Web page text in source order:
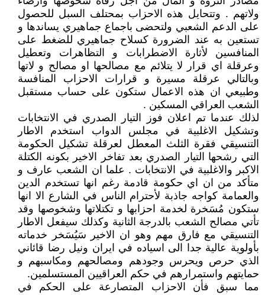
ولاتهم . وتتحايل هذه الاحزاب بمحتلف السبل للحصول
على الدعم الشعبي ولتحضى باجماع جماهيري يساندها و
تستعين به عند الضرورة كسلاح جماهيري للضغط على
المنافسين لأثارة الاضطرابات و التظاهرات وتعطيل
وعرقلة اي قرار لا يتلائم مع مصالحها او مصالح و لاتها
وبالتالي عرقلة مسيرة و قرارات الاحزاب المنافسة
وطبيعي ان هذه الاعمال ستكون على حساب مستقبل
الشعب العراقي المسكين .
لذلك عندما تم اعلان فوز التيار الصدري في الانتخابات
وتشكيل الاغلبية في مجلس الدواب استخدم الاطار
التنسيقي فقرة الثلث المعطل لعرقلة تشكيل الحكومة
التي رشحها التيار الصدري بعد تفاخر الاخير بكونه الكتلة
الاكبر والاغلبية في الانتخابات . علما ان الشعب عارف و
متأكد من ان اي حكومة قادمة رغم انها تستخدم الدين
والعمامة كواجه جاذبة لأحترام الناس في الشارع الا انها
ستكون مُسَخرة لخدمة احزابها و تكتلاتها وشخوصها وقد
تأتي مصالح الشعب بالدرجة الثانية وكذلك سيفعل الاطار
التنسيقي مع فارق مهم وهو ان الاخير سَيُسَخر خدماته
بأولوية عالية جدا الى اسياده في ايران ونيل رضا قائاني
الذي حرص ويحرس وجودهم ومصالحهم ومكاسبهم و
حمايتهم واستمرارهم في حكم العراقيين المستسلمين.
مما سبق فأن الاحزاب المتصارعة على الحكم في